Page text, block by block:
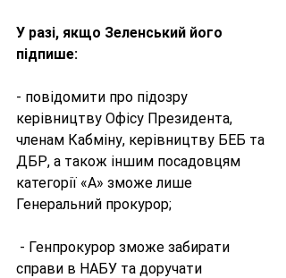
У разі, якщо Зеленський його
підпише:
- повідомити про підозру
керівництву Офісу Президента,
членам Кабміну, керівництву БЕБ та
ДБР, а також іншим посадовцям
категорії «А» зможе лише
Генеральний прокурор;
- Генпрокурор зможе забирати
справи в НАБУ та доручати